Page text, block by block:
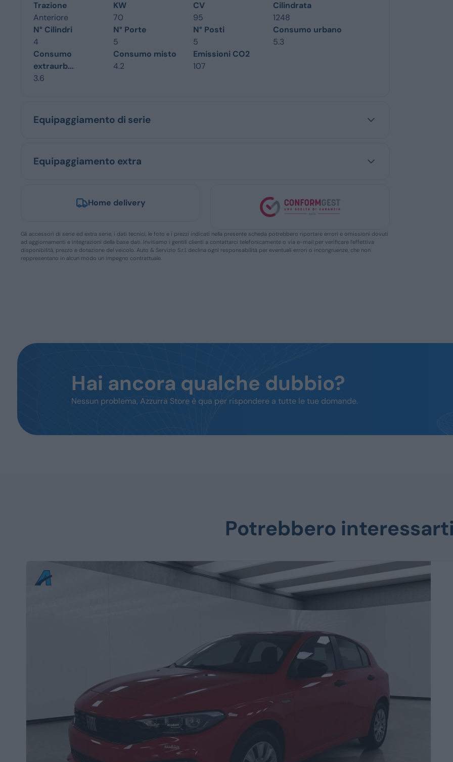
Trazione
Anteriore
KW
70
CV
95
Cilindrata
1248
N° Cilindri
4
N° Porte
5
N° Posti
5
Consumo urbano
5.3
Consumo
extraurb...
3.6
Consumo misto
4.2
Emissioni CO2
107
Equipaggiamento di serie
Equipaggiamento extra
Home delivery
Gli accessori di serie ed extra serie, i dati tecnici, le foto e i prezzi indicati nella presente scheda potrebbero riportare errori e omissioni dovuti
ad aggiornamenti e integrazioni della base dati. Invitiamo i gentili clienti a contattarci telefonicamente o via e-mail per verificare l’effettiva
disponibilità, prezzo e dotazione del veicolo. Auto & Servizio S.r.l. declina ogni responsabilità per eventuali errori o incongruenze, che non
reppresentano in alcun modo un impegno contrattuale.
Hai ancora qualche dubbio?
Nessun problema, Azzurra Store è qua per rispondere a tutte le tue domande.
Potrebbero